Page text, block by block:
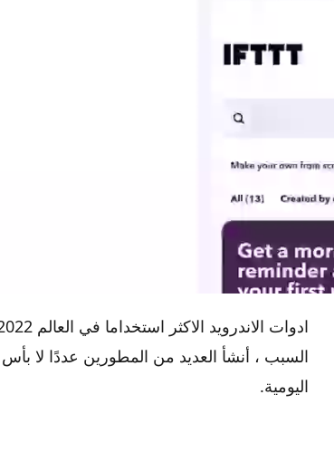
ادوات الاندرويد الاكثر
السبب ، أنشأ العديد من المطورين عددًا لا
اليومية.